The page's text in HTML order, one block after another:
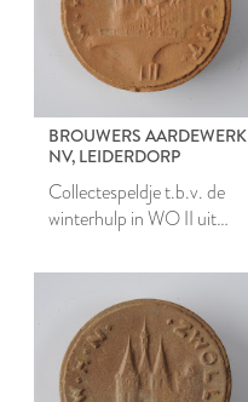
BROUWERS AARDEWERK
NV, LEIDERDORP
Collectespeldje t.b.v. de
winterhulp in WO II uit